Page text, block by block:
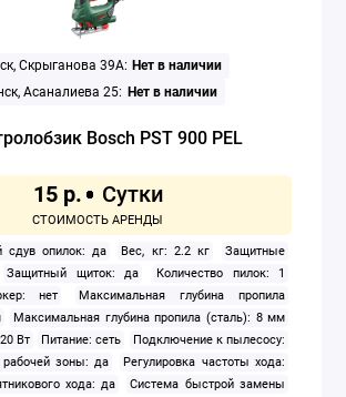
Скрыганова 39А: Нет в наличии
Асаналиева 25: Нет в наличии
Bosch PST 900 PEL
15 р.
сдув опилок: да Вес, кг: 2.2 кг
Защитные
Защитный щиток: да
Количество пилок: 1
нет
Максимальная глубина пропила
Максимальная глубина пропила (сталь): 8 мм
Вт
Питание: сеть
Подключение к пылесосу:
рабочей зоны: да
Регулировка частоты хода:
хода: да
Система быстрой замены